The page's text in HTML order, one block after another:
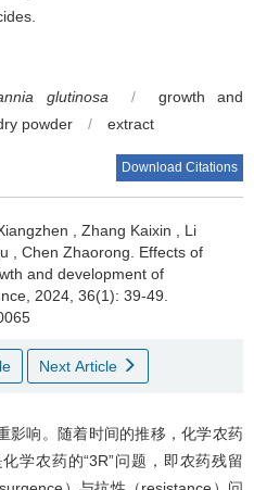
glutinosa /
growth and
powder / extract
Download Citations
Zhang Kaixin
Li
Chen Zhaorong
Effects of
and development of
2024, 36(1): 39-49.
Next Article
影响。随着时间的推移，化学农药
学农药的“3R”问题，即农药残留